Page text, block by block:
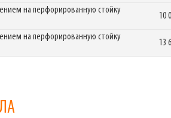
на перфорированную стойку
10
на перфорированную стойку
13